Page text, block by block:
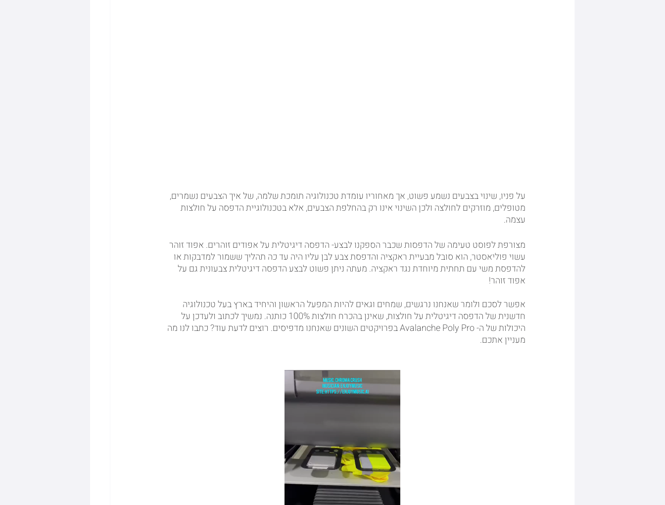
על פניו, שינוי בצבעים נשמע פשוט, אך מאחוריו עומדת טכנולוגיה תומכת שלמה, של איך הצבעים נשמרים,
מטופלים, מוזרקים לחולצה ולכן השינוי אינו רק בהחלפת הצבעים, אלא בטכנולוגיית הדפסה על חולצות
עצמה.
מצורפת לפוסט טעימה של הדפסות שכבר הספקנו לבצע- הדפסה דיגיטלית על אפודים זוהרים. אפוד זוהר
עשוי פוליאסטר, הוא סובל מבעיית ראקציה והדפסת צבע לבן עליו היה עד כה תהליך ששמור למדבקות או
להדפסת משי עם תחתית מיוחדת נגד ראקציה. מעתה ניתן פשוט לבצע הדפסה דיגיטלית צבעונית גם על
אפוד זוהר!
אפשר לסכם ולומר שאנחנו נרגשים, שמחים וגאים להיות המפעל הראשון והיחיד בארץ בעל טכנולוגיה
חדשנית של הדפסה דיגיטלית על חולצות, שאינן בהכרח חולצות 100% כותנה. נמשיך לכתוב ולעדכן על
היכולות של ה- Avalanche Poly Pro בפרויקטים השונים שאנחנו מדפיסים. רוצים לדעת עוד? כתבו לנו מה
מעניין אתכם.